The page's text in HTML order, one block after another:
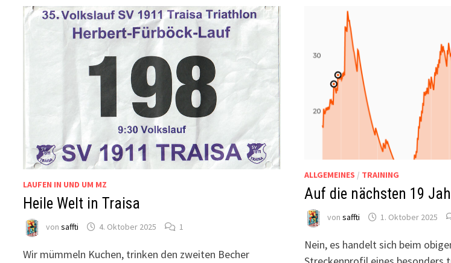
LAUFEN IN UND UM MZ
Heile Welt in Traisa
vonsaffti 4. Oktober 2025 1
Wir mümmeln Kuchen, trinken den zweiten Becher
ALLGEMEINES / TRAINING
Auf die nächsten 19
von saffti 1. Oktober 2025
Nein, es handelt sich beim